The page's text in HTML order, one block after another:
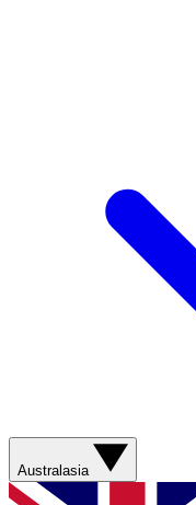
Australasia